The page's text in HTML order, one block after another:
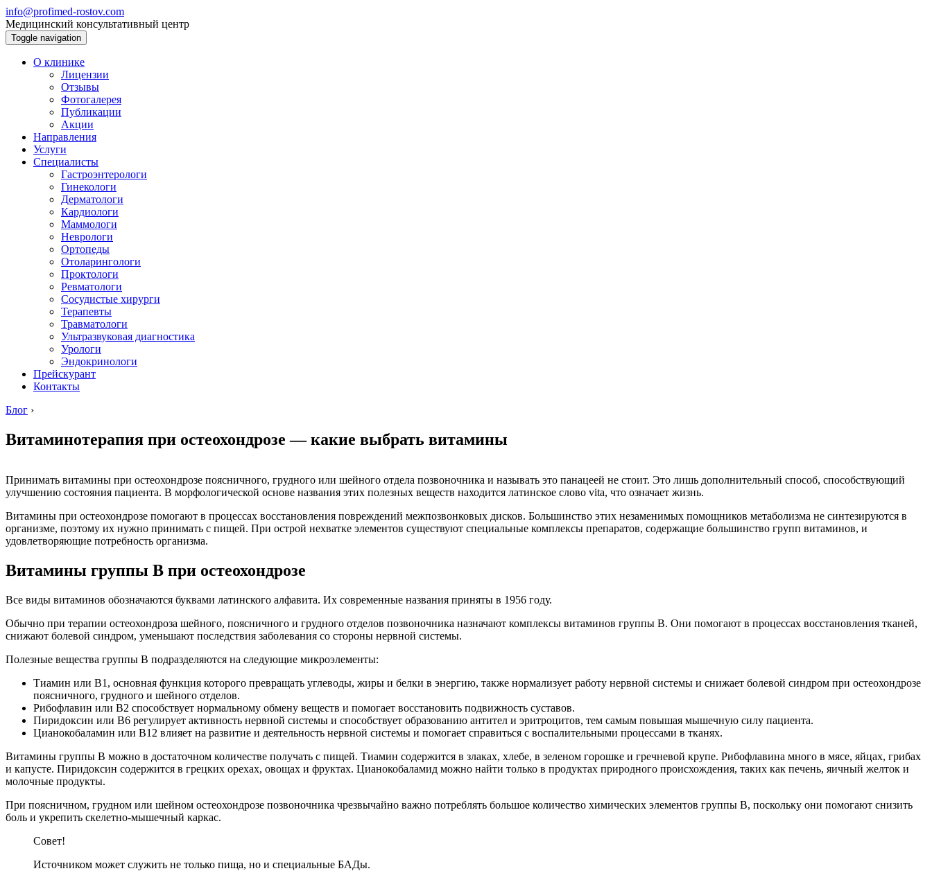
info@profimed-rostov.com
Медицинский консультативный центр
Toggle navigation
О клинике
Лицензии
Отзывы
Фотогалерея
Публикации
Акции
Направления
Услуги
Специалисты
Гастроэнтерологи
Гинекологи
Дерматологи
Кардиологи
Маммологи
Неврологи
Ортопеды
Отоларингологи
Проктологи
Ревматологи
Сосудистые хирурги
Терапевты
Травматологи
Ультразвуковая диагностика
Урологи
Эндокринологи
Прейскурант
Контакты
Блог ›
Витаминотерапия при остеохондрозе — какие выбрать витамины
Принимать витамины при остеохондрозе поясничного, грудного или шейного отдела позвоночника и называть это панацеей не стоит. Это лишь дополнительный способ, способствующий
улучшению состояния пациента. В морфологической основе названия этих полезных веществ находится латинское слово vita, что означает жизнь.
Витамины при остеохондрозе помогают в процессах восстановления повреждений межпозвонковых дисков. Большинство этих незаменимых помощников метаболизма не синтезируются в
организме, поэтому их нужно принимать с пищей. При острой нехватке элементов существуют специальные комплексы препаратов, содержащие большинство групп витаминов, и
удовлетворяющие потребность организма.
Витамины группы B при остеохондрозе
Все виды витаминов обозначаются буквами латинского алфавита. Их современные названия приняты в 1956 году.
Обычно при терапии остеохондроза шейного, поясничного и грудного отделов позвоночника назначают комплексы витаминов группы B. Они помогают в процессах восстановления тканей,
снижают болевой синдром, уменьшают последствия заболевания со стороны нервной системы.
Полезные вещества группы B подразделяются на следующие микроэлементы:
Тиамин или B1, основная функция которого превращать углеводы, жиры и белки в энергию, также нормализует работу нервной системы и снижает болевой синдром при остеохондрозе
поясничного, грудного и шейного отделов.
Рибофлавин или B2 способствует нормальному обмену веществ и помогает восстановить подвижность суставов.
Пиридоксин или B6 регулирует активность нервной системы и способствует образованию антител и эритроцитов, тем самым повышая мышечную силу пациента.
Цианокобаламин или B12 влияет на развитие и деятельность нервной системы и помогает справиться с воспалительными процессами в тканях.
Витамины группы B можно в достаточном количестве получать с пищей. Тиамин содержится в злаках, хлебе, в зеленом горошке и гречневой крупе. Рибофлавина много в мясе, яйцах, грибах
и капусте. Пиридоксин содержится в грецких орехах, овощах и фруктах. Цианокобаламид можно найти только в продуктах природного происхождения, таких как печень, яичный желток и
молочные продукты.
При поясничном, грудном или шейном остеохондрозе позвоночника чрезвычайно важно потреблять большое количество химических элементов группы B, поскольку они помогают снизить
боль и укрепить скелетно-мышечный каркас.
Совет!
Источником может служить не только пища, но и специальные БАДы.